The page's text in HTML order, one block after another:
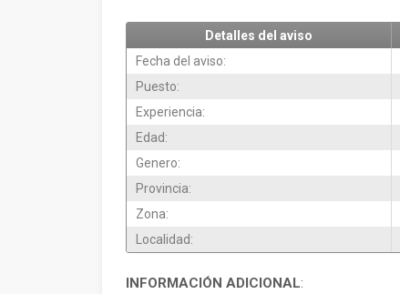
Detalles del aviso
Fecha del aviso:
Puesto:
Experiencia:
Edad:
Genero:
Provincia:
Zona:
Localidad:
INFORMACIÓN ADICIONAL: